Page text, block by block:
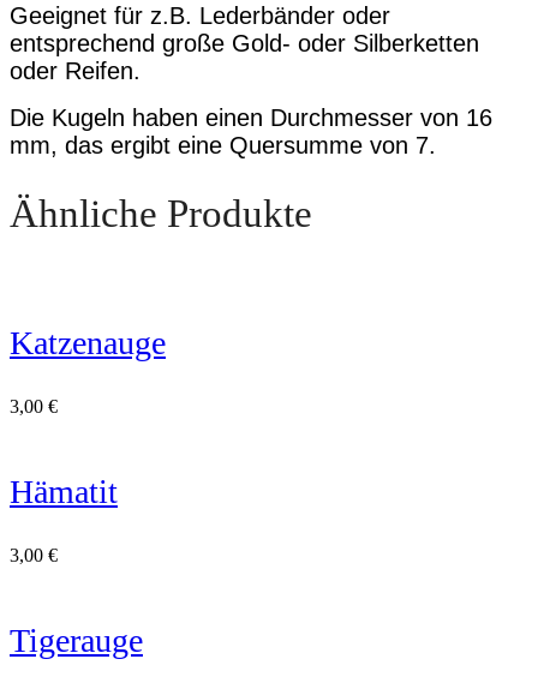
Geeignet für z.B. Lederbänder oder
entsprechend große Gold- oder Silberketten
oder Reifen.
Die Kugeln haben einen Durchmesser von 16
mm, das ergibt eine Quer­summe von 7.
Ähnliche Produkte
Katzenauge
3,00 €
Hämatit
3,00 €
Tigerauge